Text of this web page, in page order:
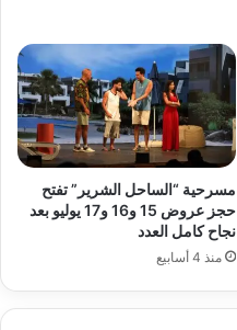
مسرحية “الساحل الشرير” تفتح
حجز عروض 15 و16 و17 يوليو بعد
نجاح كامل العدد
منذ 4 أسابيع